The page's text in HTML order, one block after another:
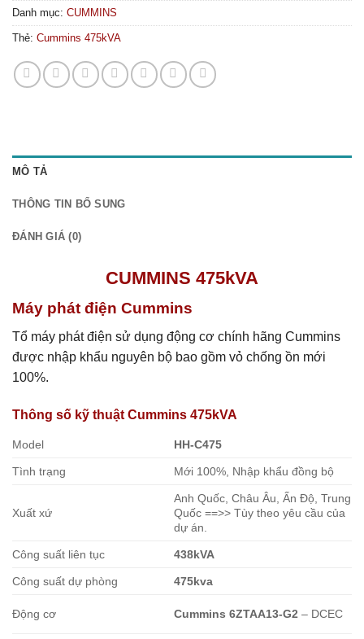
Danh mục: CUMMINS
Thẻ: Cummins 475kVA
MÔ TẢ
THÔNG TIN BỔ SUNG
ĐÁNH GIÁ (0)
CUMMINS 475kVA
Máy phát điện Cummins
Tổ máy phát điện sử dụng động cơ chính hãng Cummins
được nhập khẩu nguyên bộ bao gồm vỏ chống ồn mới
100%.
Thông số kỹ thuật Cummins 475kVA
Model HH-C475
Tình trạng Mới 100%, Nhập khẩu đồng bộ
Xuất xứ
Anh Quốc, Châu Âu, Ấn Độ, Trung
Quốc ==>> Tùy theo yêu cầu của
dự án.
Công suất liên tục 438kVA
Công suất dự phòng 475kva
Động cơ Cummins 6ZTAA13-G2 – DCEC